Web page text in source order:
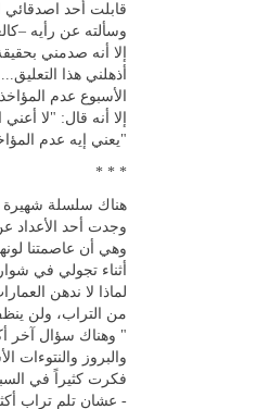
قابلت أحد اصدقائي
وسألته عن رأيه –كالعادة- فيها، فأبدى
إلا أنه صدمني
أذهلني هذا
الأسبوع عدم
إلا أنه قال: "لا
"يعني إيه عدم
* * *
هناك سلسلة شهيرة
وجدت أحد
وهي أن عاصمتنا
أثناء تجولي في
لماذا لا ندهن
من التراب، ولن
" وهناك سؤال آخر
والبروز والنتوءات
فكرت كثيراً في
- عشان تلم تراب